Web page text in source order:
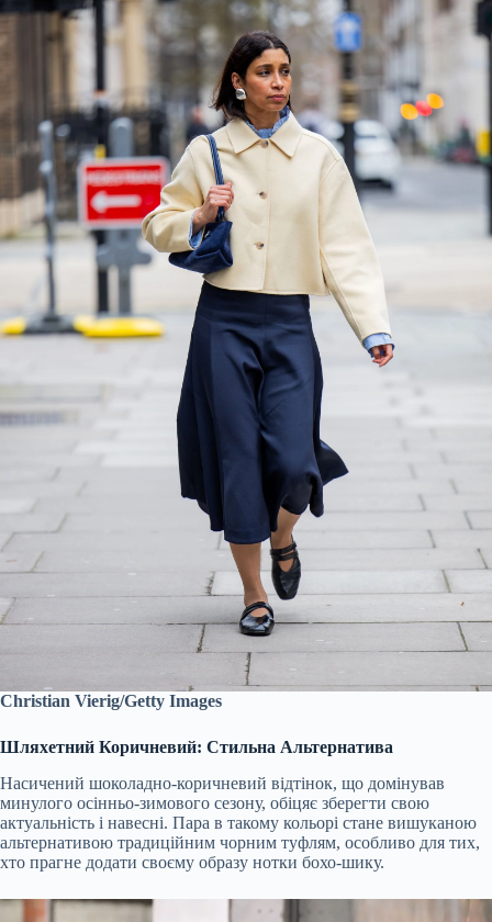
Christian Vierig/Getty Images
Шляхетний Коричневий: Стильна Альтернатива
Насичений шоколадно-коричневий відтінок, що домінував
минулого осінньо-зимового сезону, обіцяє зберегти свою
актуальність і навесні. Пара в такому кольорі стане вишуканою
альтернативою традиційним чорним туфлям, особливо для тих,
хто прагне додати своєму образу нотки бохо-шику.